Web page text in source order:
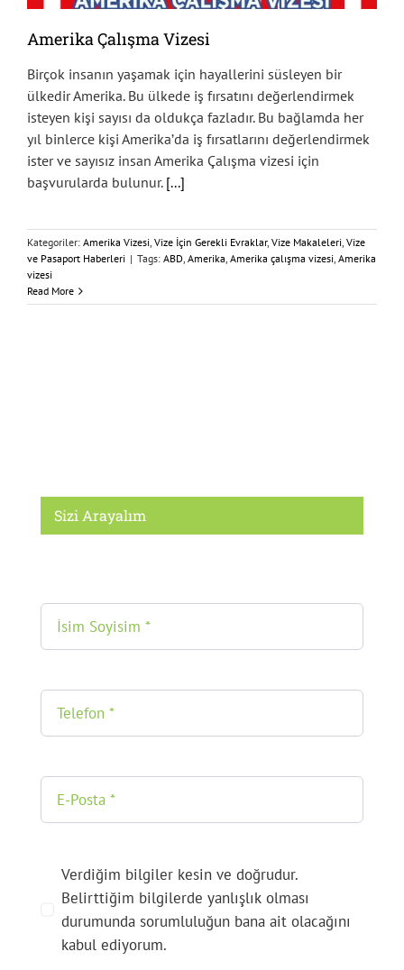
Amerika Çalışma Vizesi
Birçok insanın yaşamak için hayallerini süsleyen bir
ülkedir Amerika. Bu ülkede iş fırsatını değerlendirmek
isteyen kişi sayısı da oldukça fazladır. Bu bağlamda her
yıl binlerce kişi Amerika’da iş fırsatlarını değerlendirmek
ister ve sayısız insan Amerika Çalışma vizesi için
başvurularda bulunur. [...]
Kategoriler: Amerika Vizesi, Vize İçin Gerekli Evraklar, Vize Makaleleri, Vize
ve Pasaport Haberleri | Tags: ABD, Amerika, Amerika çalışma vizesi, Amerika
vizesi
Read More
Sizi Arayalım
Verdiğim bilgiler kesin ve doğrudur.
Belirttiğim bilgilerde yanlışlık olması
durumunda sorumluluğun bana ait olacağını
kabul ediyorum.